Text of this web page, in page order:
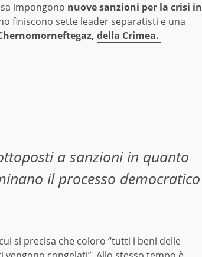
impongono nuove sanzioni per la crisi in
finiscono sette leader separatisti e una
della Crimea.
a sanzioni in quanto
il processo democratico
si precisa che coloro “tutti i beni delle